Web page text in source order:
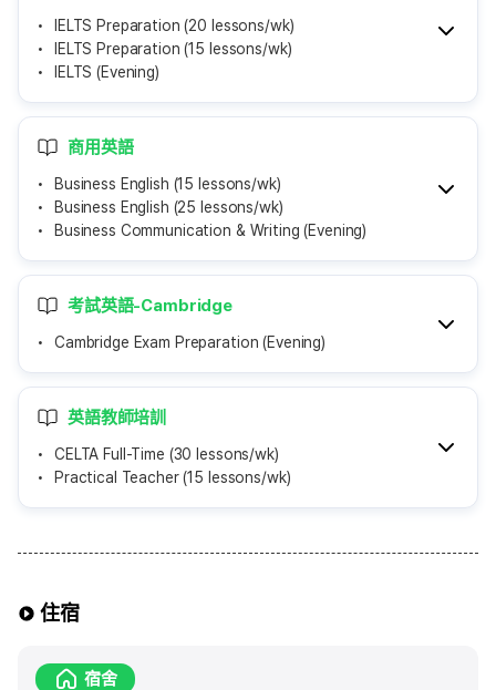
IELTS Preparation (20 lessons/wk)
IELTS Preparation (15 lessons/wk)
IELTS (Evening)
商用英語
Business English (15 lessons/wk)
Business English (25 lessons/wk)
Business Communication & Writing (Evening)
考試英語-Cambridge
Cambridge Exam Preparation (Evening)
英語教師培訓
CELTA Full-Time (30 lessons/wk)
Practical Teacher (15 lessons/wk)
住宿
宿舍